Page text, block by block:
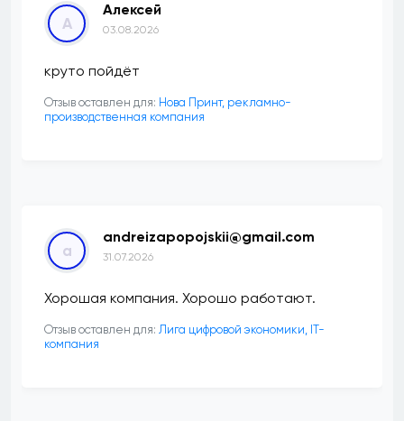
А
Алексей
03.08.2026
круто пойдёт
Отзыв оставлен для: Нова Принт, рекламно-
производственная компания
a
andreizapopojskii@gmail.com
31.07.2026
Хорошая компания. Хорошо работают.
Отзыв оставлен для: Лига цифровой экономики, IT-
компания